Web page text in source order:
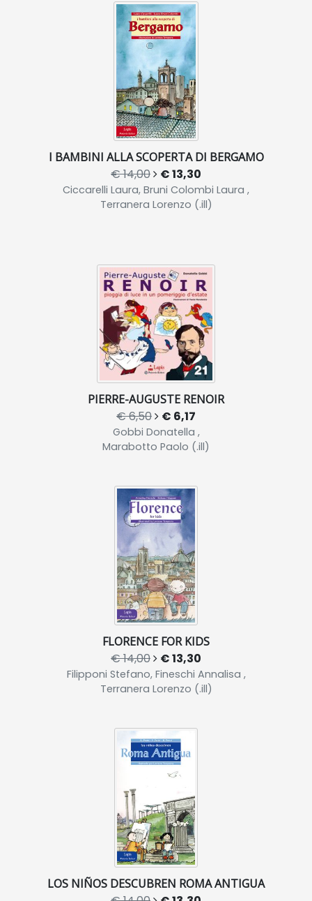
I BAMBINI ALLA SCOPERTA DI BERGAMO
€ 14,00 € 13,30
Ciccarelli Laura, Bruni Colombi Laura ,
Terranera Lorenzo (.ill)
PIERRE-AUGUSTE RENOIR
€ 6,50 € 6,17
Gobbi Donatella ,
Marabotto Paolo (.ill)
FLORENCE FOR KIDS
€ 14,00 € 13,30
Filipponi Stefano, Fineschi Annalisa ,
Terranera Lorenzo (.ill)
LOS NIÑOS DESCUBREN ROMA ANTIGUA